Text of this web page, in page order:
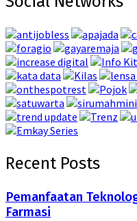
Recent Posts
Pemanfaatan
Farmasi